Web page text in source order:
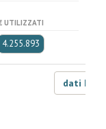
UTILIZZATI
4.255.893
dati LOD